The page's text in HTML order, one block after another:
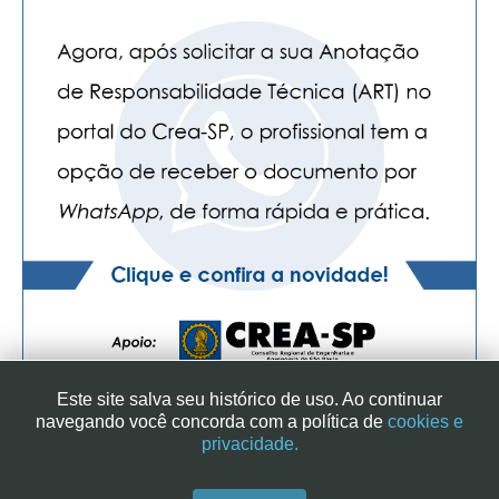
SINDICATO DOS ENGENHEIROS NO ESTADO DE SÃO PAULO
Este site salva seu histórico de uso. Ao continuar
navegando você concorda com a política de cookies e
privacidade.